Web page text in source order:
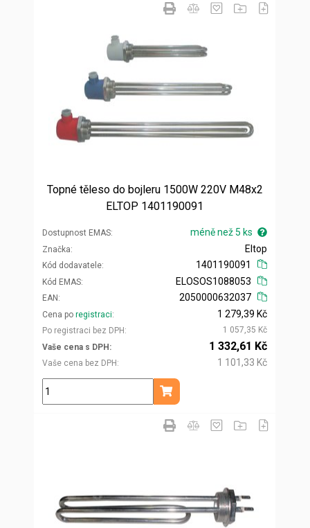
Topné těleso do bojleru 1500W 220V M48x2
ELTOP 1401190091
Dostupnost EMAS méně než 5 ks
Značka
Kód dodavatele
Eltop
1401190091
Kód EMAS
EAN
ELOSOS1088053
2050000632037
Cena po registraci
Po registraci bez DPH
1 279,39 Kč
1 057,35 Kč
Vaše cena s DPH
Vaše cena bez DPH
1 332,61 Kč
1 101,33 Kč
ks
Přidat do košíku